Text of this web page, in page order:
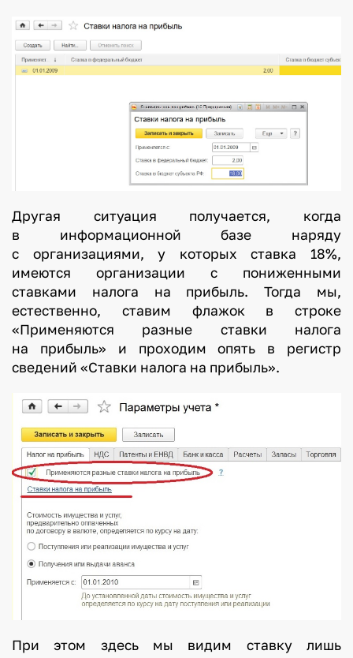
Другая ситуация получается, когда
в информационной базе наряду
с организациями, у которых ставка 18%,
имеются организации с пониженными
ставками налога на прибыль. Тогда мы,
естественно, ставим флажок в строке
«Применяются разные ставки налога
на прибыль» и проходим опять в регистр
сведений «Ставки налога на прибыль».
При этом здесь мы видим ставку лишь